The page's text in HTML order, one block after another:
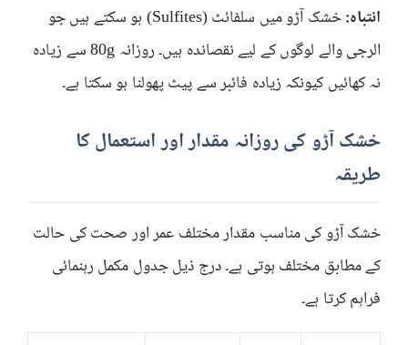
انتباہ:
خشک آڑو میں سلفائٹ (Sulfites) ہو سکتے ہیں جو
الرجی والے لوگوں کے لیے نقصاندہ ہیں۔ روزانہ 80g سے زیادہ
نہ کھائیں کیونکہ زیادہ فائبر سے پیٹ پھولنا ہو سکتا ہے۔
خشک آڑو کی روزانہ مقدار اور استعمال کا
طریقہ
خشک آڑو کی مناسب مقدار مختلف عمر اور صحت کی حالت
کے مطابق مختلف ہوتی ہے۔ درج ذیل جدول مکمل رہنمائی
فراہم کرتا ہے۔